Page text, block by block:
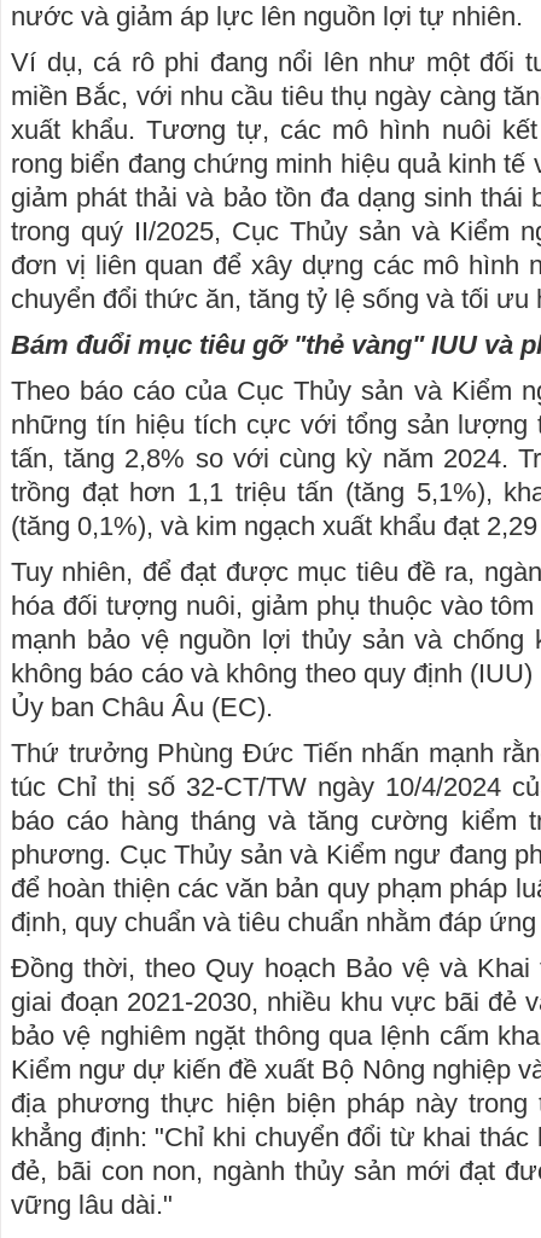
nước và giảm áp lực lên nguồn lợi tự nhiên.
Ví dụ, cá rô phi đang nổi lên như một đối
miền Bắc, với nhu cầu tiêu thụ ngày càng
xuất khẩu. Tương tự, các mô hình nuôi
rong biển đang chứng minh hiệu quả kinh tế
giảm phát thải và bảo tồn đa dạng sinh thái
trong quý II/2025, Cục Thủy sản và Kiểm
đơn vị liên quan để xây dựng các mô hình
chuyển đổi thức ăn, tăng tỷ lệ sống và tối ưu
Bám đuổi mục tiêu gỡ "thẻ vàng" IUU và
Theo báo cáo của Cục Thủy sản và Kiểm
những tín hiệu tích cực với tổng sản lượng
tấn, tăng 2,8% so với cùng kỳ năm 2024.
trồng đạt hơn 1,1 triệu tấn (tăng 5,1%),
(tăng 0,1%), và kim ngạch xuất khẩu đạt
Tuy nhiên, để đạt được mục tiêu đề ra,
hóa đối tượng nuôi, giảm phụ thuộc vào
mạnh bảo vệ nguồn lợi thủy sản và chống
không báo cáo và không theo quy định
Ủy ban Châu Âu (EC).
Thứ trưởng Phùng Đức Tiến nhấn mạnh
túc Chỉ thị số 32-CT/TW ngày 10/4/2024
báo cáo hàng tháng và tăng cường kiểm
phương. Cục Thủy sản và Kiểm ngư đang
để hoàn thiện các văn bản quy phạm pháp
định, quy chuẩn và tiêu chuẩn nhằm đáp
Đồng thời, theo Quy hoạch Bảo vệ và
giai đoạn 2021-2030, nhiều khu vực bãi đẻ
bảo vệ nghiêm ngặt thông qua lệnh cấm
Kiểm ngư dự kiến đề xuất Bộ Nông nghiệp
địa phương thực hiện biện pháp này
khẳng định: "Chỉ khi chuyển đổi từ khai
đẻ, bãi con non, ngành thủy sản mới đạt
vững lâu dài."